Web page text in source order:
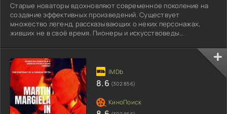
Старые новаторы вдохновляют современное поколение на
создание эффективных произведений. Существует
множество легенд, рассказывающих о неких персонажах,
живших не в своё время. Пионеры и искусствоведы
никогда не опускали нос, двигаясь навстречу завтрашнему
дню. Жертвуя своим достоинством, честью и светлым
будущем, готовы идти по головам конкурентов. Кинолента
поведает об известных персонах прошлого века.
Познакомившись с Николаем Гоголем,
8.6 (302 856)